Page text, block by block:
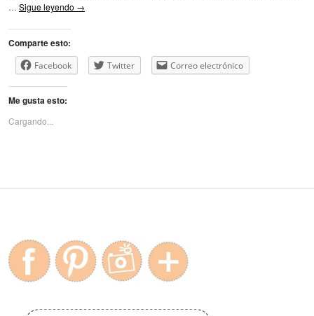
… Sigue leyendo →
Comparte esto:
Facebook Twitter Correo electrónico
Me gusta esto:
Cargando...